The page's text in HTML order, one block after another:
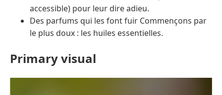
accessible) pour leur dire adieu.
Des parfums qui les font fuir Commençons par
le plus doux : les huiles essentielles.
Primary visual